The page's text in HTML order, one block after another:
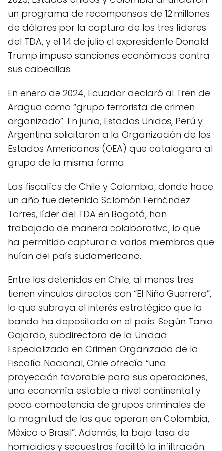
un programa de recompensas de 12 millones
de dólares por la captura de los tres líderes
del TDA, y el 14 de julio el expresidente Donald
Trump impuso sanciones económicas contra
sus cabecillas.
En enero de 2024, Ecuador declaró al Tren de
Aragua como “grupo terrorista de crimen
organizado”. En junio, Estados Unidos, Perú y
Argentina solicitaron a la Organización de los
Estados Americanos (OEA) que catalogara al
grupo de la misma forma.
Las fiscalías de Chile y Colombia, donde hace
un año fue detenido Salomón Fernández
Torres, líder del TDA en Bogotá, han
trabajado de manera colaborativa, lo que
ha permitido capturar a varios miembros que
huían del país sudamericano.
Entre los detenidos en Chile, al menos tres
tienen vínculos directos con “El Niño Guerrero”,
lo que subraya el interés estratégico que la
banda ha depositado en el país. Según Tania
Gajardo, subdirectora de la Unidad
Especializada en Crimen Organizado de la
Fiscalía Nacional, Chile ofrecía “una
proyección favorable para sus operaciones,
una economía estable a nivel continental y
poca competencia de grupos criminales de
la magnitud de los que operan en Colombia,
México o Brasil”. Además, la baja tasa de
homicidios y secuestros facilitó la infiltración.